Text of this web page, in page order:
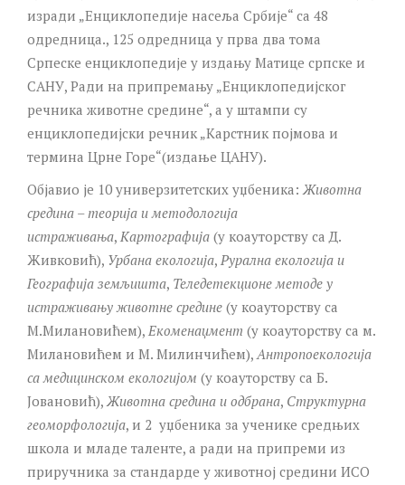
изради „Енциклопедије насеља Србије“ са 48
одредница., 125 одредница у прва два тома
Српеске енциклопедије у издању Матице српске и
САНУ, Ради на припремању „Енциклопедијског
речника животне средине“, а у штампи су
енциклопедијски речник „Карстник појмова и
термина Црне Горе“(издање ЦАНУ).
Објавио је 10 универзитетских уџбеника:Животна
средина – теорија и методологија
истраживања, Картографија (у коауторству са Д.
Живковић), Урбана екологија, Рурална екологија и
Географија земљишта, Теледетекционе методе у
истраживању животне средине (у коауторству са
М.Милановићем), Екоменаџмент (у коауторству са м.
Милановићем и М. Милинчићем),Антропоекологија
са медицинском екологијом (у коауторству са Б.
Јовановић),Животна средина и одбрана, Структурна
геоморфологија, и 2 уџбеника за ученике средњих
школа и младе таленте, а ради на припреми из
приручника за стандарде у животној средини ИСО